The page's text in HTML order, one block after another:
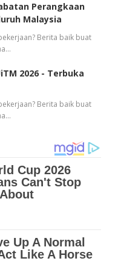
Perangkaan
Malaysia
Berita baik buat
2026 - Terbuka
Berita baik buat